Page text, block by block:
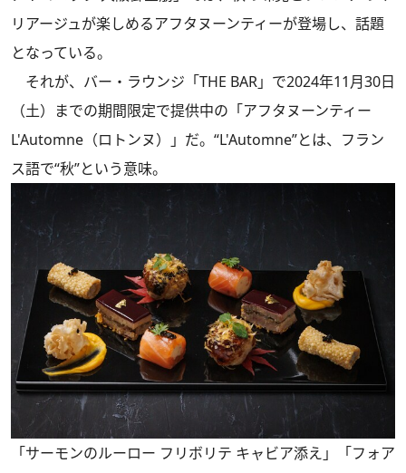
リアージュが楽しめるアフタヌーンティーが登場し、話題
となっている。
それが、バー・ラウンジ「THE BAR」で2024年11月30日
（土）までの期間限定で提供中の「アフタヌーンティー
L'Automne（ロトンヌ）」だ。“L'Automne”とは、フラン
ス語で“秋”という意味。
「サーモンのルーロー フリボリテ キャビア添え」「フォア